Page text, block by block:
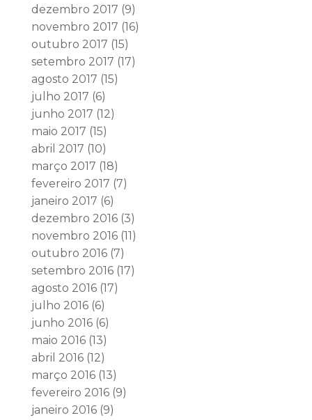
dezembro 2017 (9)
novembro 2017 (16)
outubro 2017 (15)
setembro 2017 (17)
agosto 2017 (15)
julho 2017 (6)
junho 2017 (12)
maio 2017 (15)
abril 2017 (10)
março 2017 (18)
fevereiro 2017 (7)
janeiro 2017 (6)
dezembro 2016(3)
novembro 2016(11)
outubro 2016(7)
setembro 2016(17)
agosto 2016(17)
julho 2016(6)
junho 2016(6)
maio 2016(13)
abril 2016(12)
março 2016(13)
fevereiro 2016(9)
janeiro 2016(9)